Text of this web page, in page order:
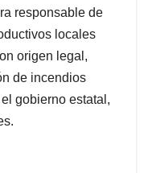
responsable de
locales
origen legal,
de incendios
gobierno estatal,